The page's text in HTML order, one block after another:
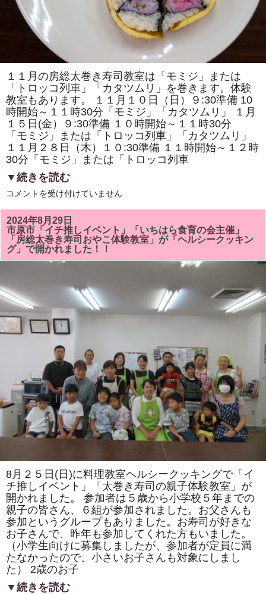
す。
１１月の房総太巻き寿司教室は「モミジ」または
「トロッコ列車」「カタツムリ」を巻きます。体験
教室もあります。 １１月１０日（日）９:30準備 10
時開始～１１時30分「モミジ」「カタツムリ」 １月
１５日(金）９:30準備 １０時開始～１１時30分
「モミジ」または「トロッコ列車」「カタツムリ」
１１月２８日（木）１０:30準備 １１時開始～１２時
30分「モミジ」または「トロッコ列車
▼続きを読む
１
月
の
房
総
太
巻
き
教
室
は
「モ
ミ
ジ」
ま
コ
列
車」
「カ
ム
巻
ま
す。
体
験
教
室
も
あ
り
ま
す。
は
コメントを受け付けていません
2024年8月29日
市原市「イチ推しイベント」「いちはら食育の会主催」
「房総太巻き寿司おやこ体験教室」が「ヘルシークッキン
グ」で開かれました！！
8月２５日(日)に料理教室ヘルシークッキングで「イ
チ推しイベント」「太巻き寿司の親子体験教室」が
開かれました。 参加者は５歳から小学校５年までの
親子の皆さん、６組が参加されました。お父さんも
参加というグループもありました。お寿司が好きな
お子さんで、昨年も参加してくれた方もいました。
（小学生向けに募集しましたが、参加者が定員に満
たなかったので、小さいお子さんも対象にしまし
た） 2歳のお子
▼続きを読む